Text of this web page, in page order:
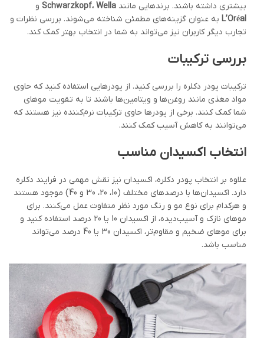
بیشتری داشته باشند. برندهایی مانند
Schwarzkopf، Wella
و
L’Oréal به عنوان گزینه‌های مطمئن شناخته می‌شوند. بررسی نظرات و
تجارب دیگر کاربران نیز می‌تواند به شما در انتخاب بهتر کمک کند.
بررسی ترکیبات
ترکیبات پودر دکلره را بررسی کنید. از پودرهایی استفاده کنید که حاوی
مواد مغذی مانند روغن‌ها و ویتامین‌ها باشند تا به تقویت موهای
شما کمک کنند. برخی از پودرها حاوی ترکیبات نرم‌کننده نیز هستند که
می‌توانند به کاهش آسیب کمک کنند.
انتخاب اکسیدان مناسب
علاوه بر انتخاب پودر دکلره، اکسیدان نیز نقش مهمی در فرایند دکلره
دارد. اکسیدان‌ها با درصدهای مختلف (10، 20، 30 و 40) موجود هستند
و هرکدام برای نوع مو و رنگ مورد نظر متفاوت عمل می‌کنند. برای
موهای نازک و آسیب‌دیده، از اکسیدان 10 یا 20 درصد استفاده کنید و
برای موهای ضخیم و مقاوم‌تر، اکسیدان 30 یا 40 درصد می‌تواند
مناسب باشد.